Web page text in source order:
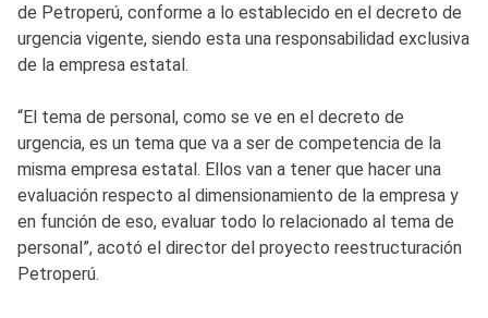
de Petroperú, conforme a lo establecido en el decreto de
urgencia vigente, siendo esta una responsabilidad exclusiva
de la empresa estatal.
“El tema de personal, como se ve en el decreto de
urgencia, es un tema que va a ser de competencia de la
misma empresa estatal. Ellos van a tener que hacer una
evaluación respecto al dimensionamiento de la empresa y
en función de eso, evaluar todo lo relacionado al tema de
personal”, acotó el director del proyecto reestructuración
Petroperú.